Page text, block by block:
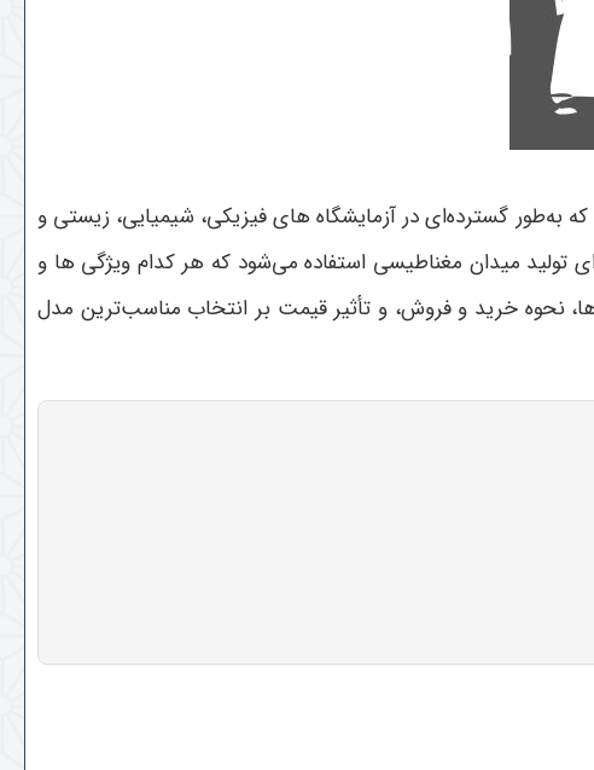
به‌طور گسترده‌ای در آزمایشگاه های فیزیکی، شیمیایی، زیستی و
تولید میدان مغناطیسی استفاده می‌شود که هر کدام ویژگی ها و
نحوه خرید و فروش، و تأثیر قیمت بر انتخاب مناسب‌ترین مدل